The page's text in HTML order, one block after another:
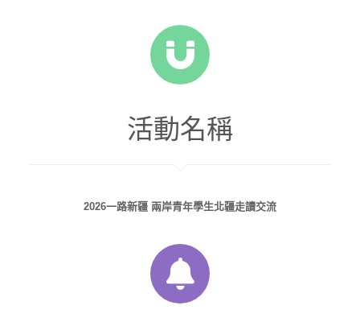
活動名稱
2026一路新疆 兩岸青年學生北疆走讀交流